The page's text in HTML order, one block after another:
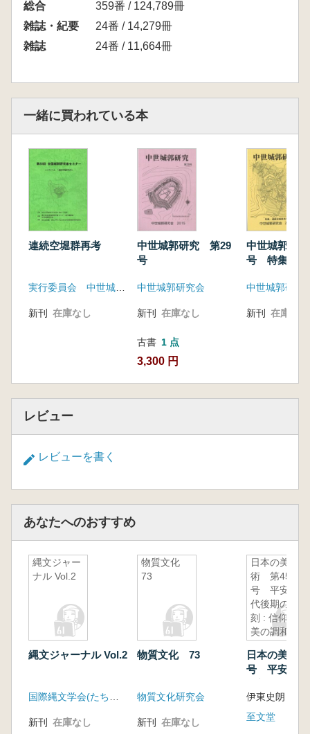
米山 喬朗 城の攻防戦における根小屋
渡邊 昌樹 栃木県諏訪山城と新発見の遺構・
諏訪山北城について
近世の狭間で一
■第二十二回全国城郭研究者セミナーの報告■
目黒公司 第二十二回全国城郭研究者セミナー
本田信之 常陸取手山館跡―発掘調査で検出さ
れた特殊遺構と「取手山の戦い」
小山 彦逸 北奥羽地方の安藤氏系中世城館跡
城郭
大野康弘 若狭国吉城―発掘十五年の調査成果
から一
市川浩文 肥前名護屋城跡・大名陣跡―近年の
広瀬季一郎 小田城跡の障子堀について
高桑 登 山形県米沢市米沢城跡の障子堀につ
いて
徳永 桃代 松江城下町遺跡における障子堀の
様相
小笠原 清 「障子堀」甦つて43年一北条技法
と多様な様態事例―
(シンポジウム)「障子堀」の新展開 概要
総合
359番 / 124,789冊
雑誌・紀要
24番 / 14,279冊
雑誌
24番 / 11,664冊
一緒に買われている本
連続空堀群再考
実行委員会 中世城郭研究会
新刊 在庫なし
中世城郭研究 第29
号
中世城郭研究会
新刊 在庫なし
古書 1 点
3,300 円
中世城郭研
号 特集 連
中世城郭研究
新刊 在庫なし
レビュー
レビューを書く
あなたへのおすすめ
縄文ジャー
ナル Vol.2
縄文ジャーナル Vol.2
新刊 在庫なし
物質文化
73
物質文化 73
物質文化研究会
新刊 在庫なし
日本の美
術 第458
号 平安時
代後期の彫
刻 : 信仰と
美の調和
日本の美術
号 平安時代
和
伊東史朗 編
至文堂